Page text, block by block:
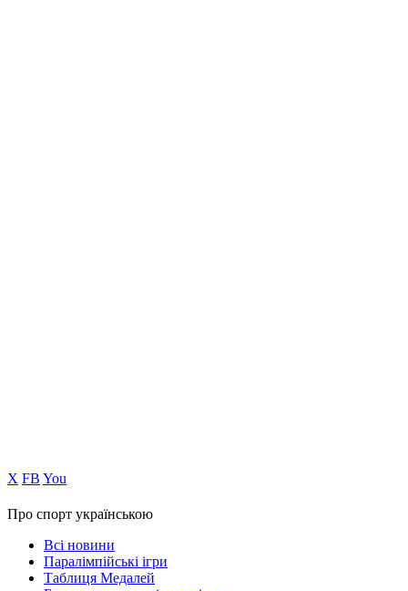
Х FB You
Про спорт українською
Всі новини
Паралімпійські ігри
Таблиця Медалей